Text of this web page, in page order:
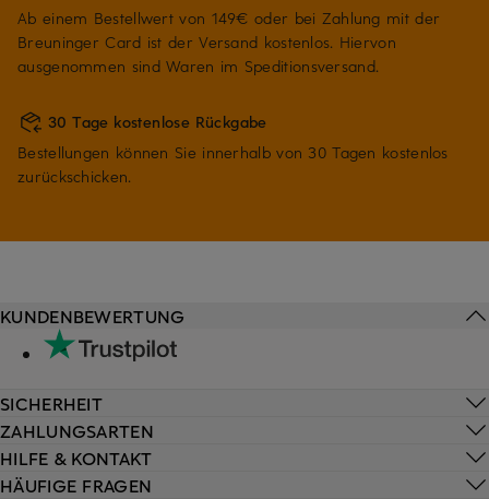
Ab einem Bestellwert von 149€ oder bei Zahlung mit der
Breuninger Card ist der Versand kostenlos. Hiervon
ausgenommen sind Waren im Speditionsversand.
30 Tage kostenlose Rückgabe
Bestellungen können Sie innerhalb von 30 Tagen kostenlos
zurückschicken.
HILFE & KONTAKT
HÄUFIGE FRAGEN
KUNDENBEWERTUNG
SICHERHEIT
ZAHLUNGSARTEN